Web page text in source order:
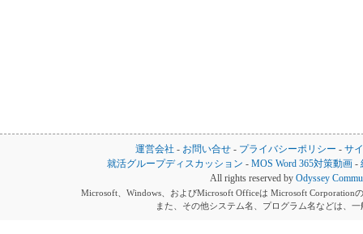
運営会社 - お問い合せ - プライバシーポリシー - サ
就活グループディスカッション -MOS Word 365対策動画 -
All rights reserved by Odyssey
Microsoft、Windows、およびMicrosoft Officeは Microsoft Corporation
また、その他システム名、プログラム名などは、